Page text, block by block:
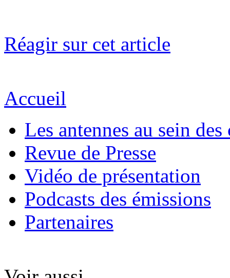
Réagir sur cet article
Accueil
Les antennes au sein des
Revue de Presse
Vidéo de présentation
Podcasts des émissions
Partenaires